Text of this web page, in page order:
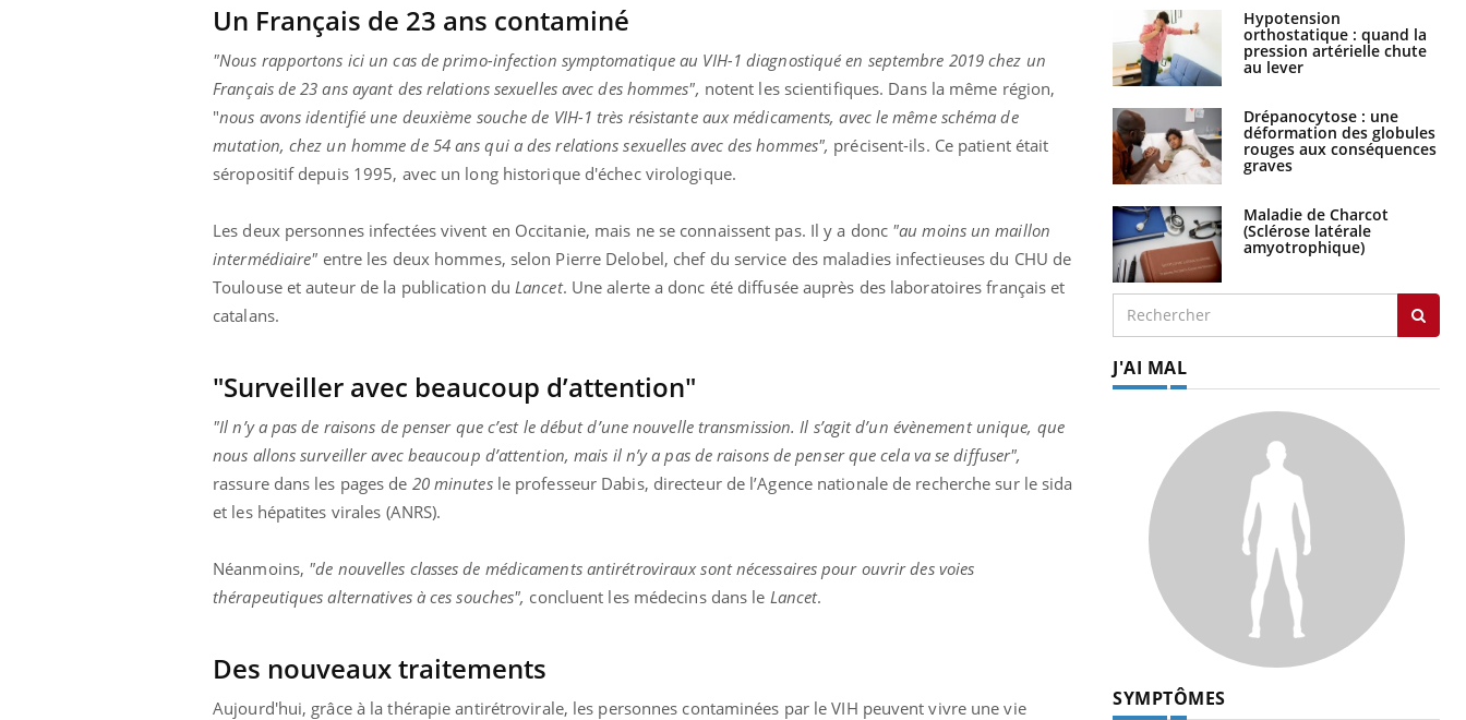
Un Français de 23 ans contaminé
"Nous rapportons ici un cas de primo-infection symptomatique au VIH-1 diagnostiqué en septembre 2019 chez un
Français de 23 ans ayant des relations sexuelles avec des hommes", notent les scientifiques. Dans la même région,
"nous avons identifié une deuxième souche de VIH-1 très résistante aux médicaments, avec le même schéma de
mutation, chez un homme de 54 ans qui a des relations sexuelles avec des hommes", précisent-ils. Ce patient était
séropositif depuis 1995, avec un long historique d'échec virologique.
Les deux personnes infectées vivent en Occitanie, mais ne se connaissent pas. Il y a donc "au moins un maillon
intermédiaire" entre les deux hommes, selon Pierre Delobel, chef du service des maladies infectieuses du CHU de
Toulouse et auteur de la publication du Lancet. Une alerte a donc été diffusée auprès des laboratoires français et
catalans.
"Surveiller avec beaucoup d’attention"
"Il n’y a pas de raisons de penser que c’est le début d’une nouvelle transmission. Il s’agit d’un évènement unique, que
nous allons surveiller avec beaucoup d’attention, mais il n’y a pas de raisons de penser que cela va se diffuser",
rassure dans les pages de 20 minutesle professeur Dabis, directeur de l’Agence nationale de recherche sur le sida
et les hépatites virales (ANRS).
Néanmoins, "de nouvelles classes de médicaments antirétroviraux sont nécessaires pour ouvrir des voies
thérapeutiques alternatives à ces souches", concluent les médecins dans le Lancet.
Des nouveaux traitements
Aujourd'hui, grâce à la thérapie antirétrovirale, les personnes contaminées par le VIH peuvent vivre une vie
Hypotension
orthostatique : quand la
pression artérielle chute
au lever
Drépanocytose : une
déformation des globules
rouges aux conséquences
graves
Maladie de Charcot
(Sclérose latérale
amyotrophique)
J'AI MAL
SYMPTÔMES